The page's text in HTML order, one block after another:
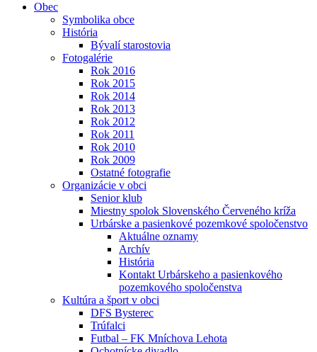
Obec
Symbolika obce
História
Bývalí starostovia
Fotogalérie
Rok 2016
Rok 2015
Rok 2014
Rok 2013
Rok 2012
Rok 2011
Rok 2010
Rok 2009
Ostatné fotografie
Organizácie v obci
Senior klub
Miestny spolok Slovenského Červeného kríža
Urbárske a pasienkové pozemkové spoločenstvo
Aktuálne oznamy
Archív
História
Kontakt Urbárskeho a pasienkového
pozemkového spoločenstva
Kultúra a šport v obci
DFS Bysterec
Trúfalci
Futbal – FK Mníchova Lehota